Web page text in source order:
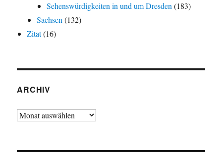
Sehenswürdigkeiten in und um Dresden (183)
Sachsen (132)
Zitat(16)
ARCHIV
Archiv